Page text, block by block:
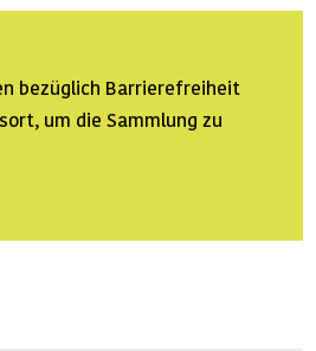
bezüglich Barrierefreiheit
um die Sammlung zu